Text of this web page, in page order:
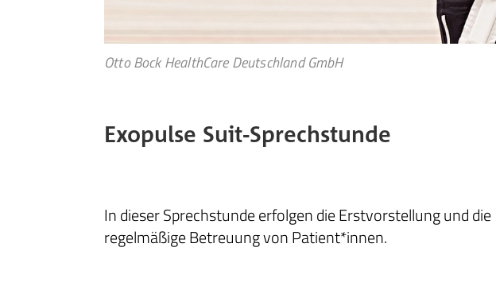
Otto Bock HealthCare Deutschland GmbH
Exopulse Suit-Sprechstunde
In dieser Sprechstunde erfolgen die Erstvorstellung und die
regelmäßige Betreuung von Patient*innen.